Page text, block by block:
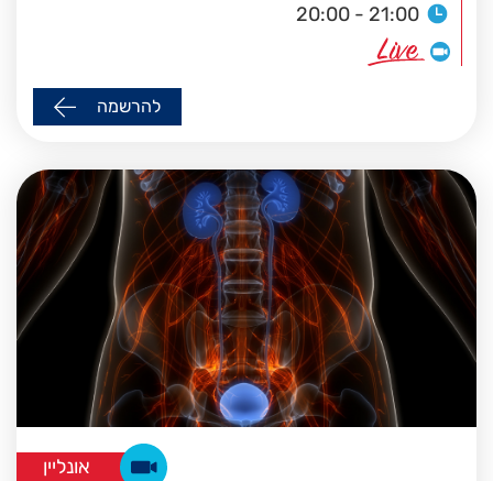
20:00 - 21:00
להרשמה
אונליין